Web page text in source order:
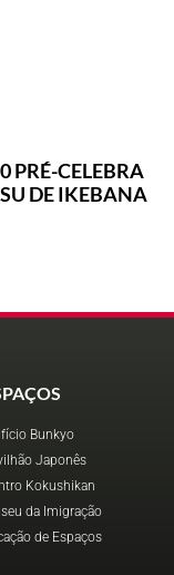
PRÉ-CELEBRA
DE IKEBANA
Bunkyo
Japonês
Kokushikan
da Imigração
de Espaços